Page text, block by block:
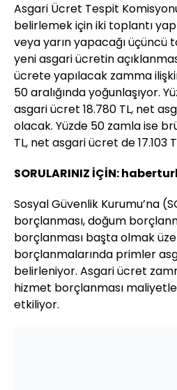
Asgari Ücret Tespit
belirlemek için iki toplantı
veya yarın yapacağı üçüncü
yeni asgari ücretin
ücrete yapılacak zamma
50 aralığında yoğunlaşıyor.
asgari ücret 18.780 TL, net
olacak. Yüzde 50 zamla ise
TL, net asgari ücret de 17.103
SORULARINIZ İÇİN:
Sosyal Güvenlik Kurumu’na
borçlanması, doğum
borçlanması başta olmak
borçlanmalarında primler
belirleniyor. Asgari ücret
hizmet borçlanması
etkiliyor.